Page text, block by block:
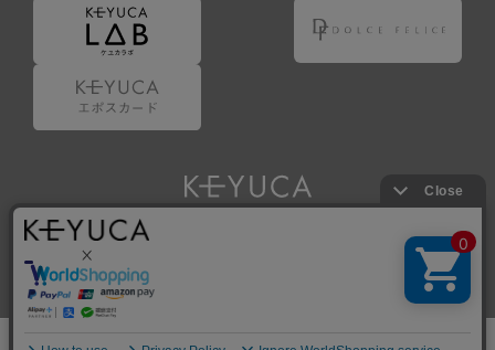
Copyright © KAWAJUN Co., Ltd. All Rights Reserved.